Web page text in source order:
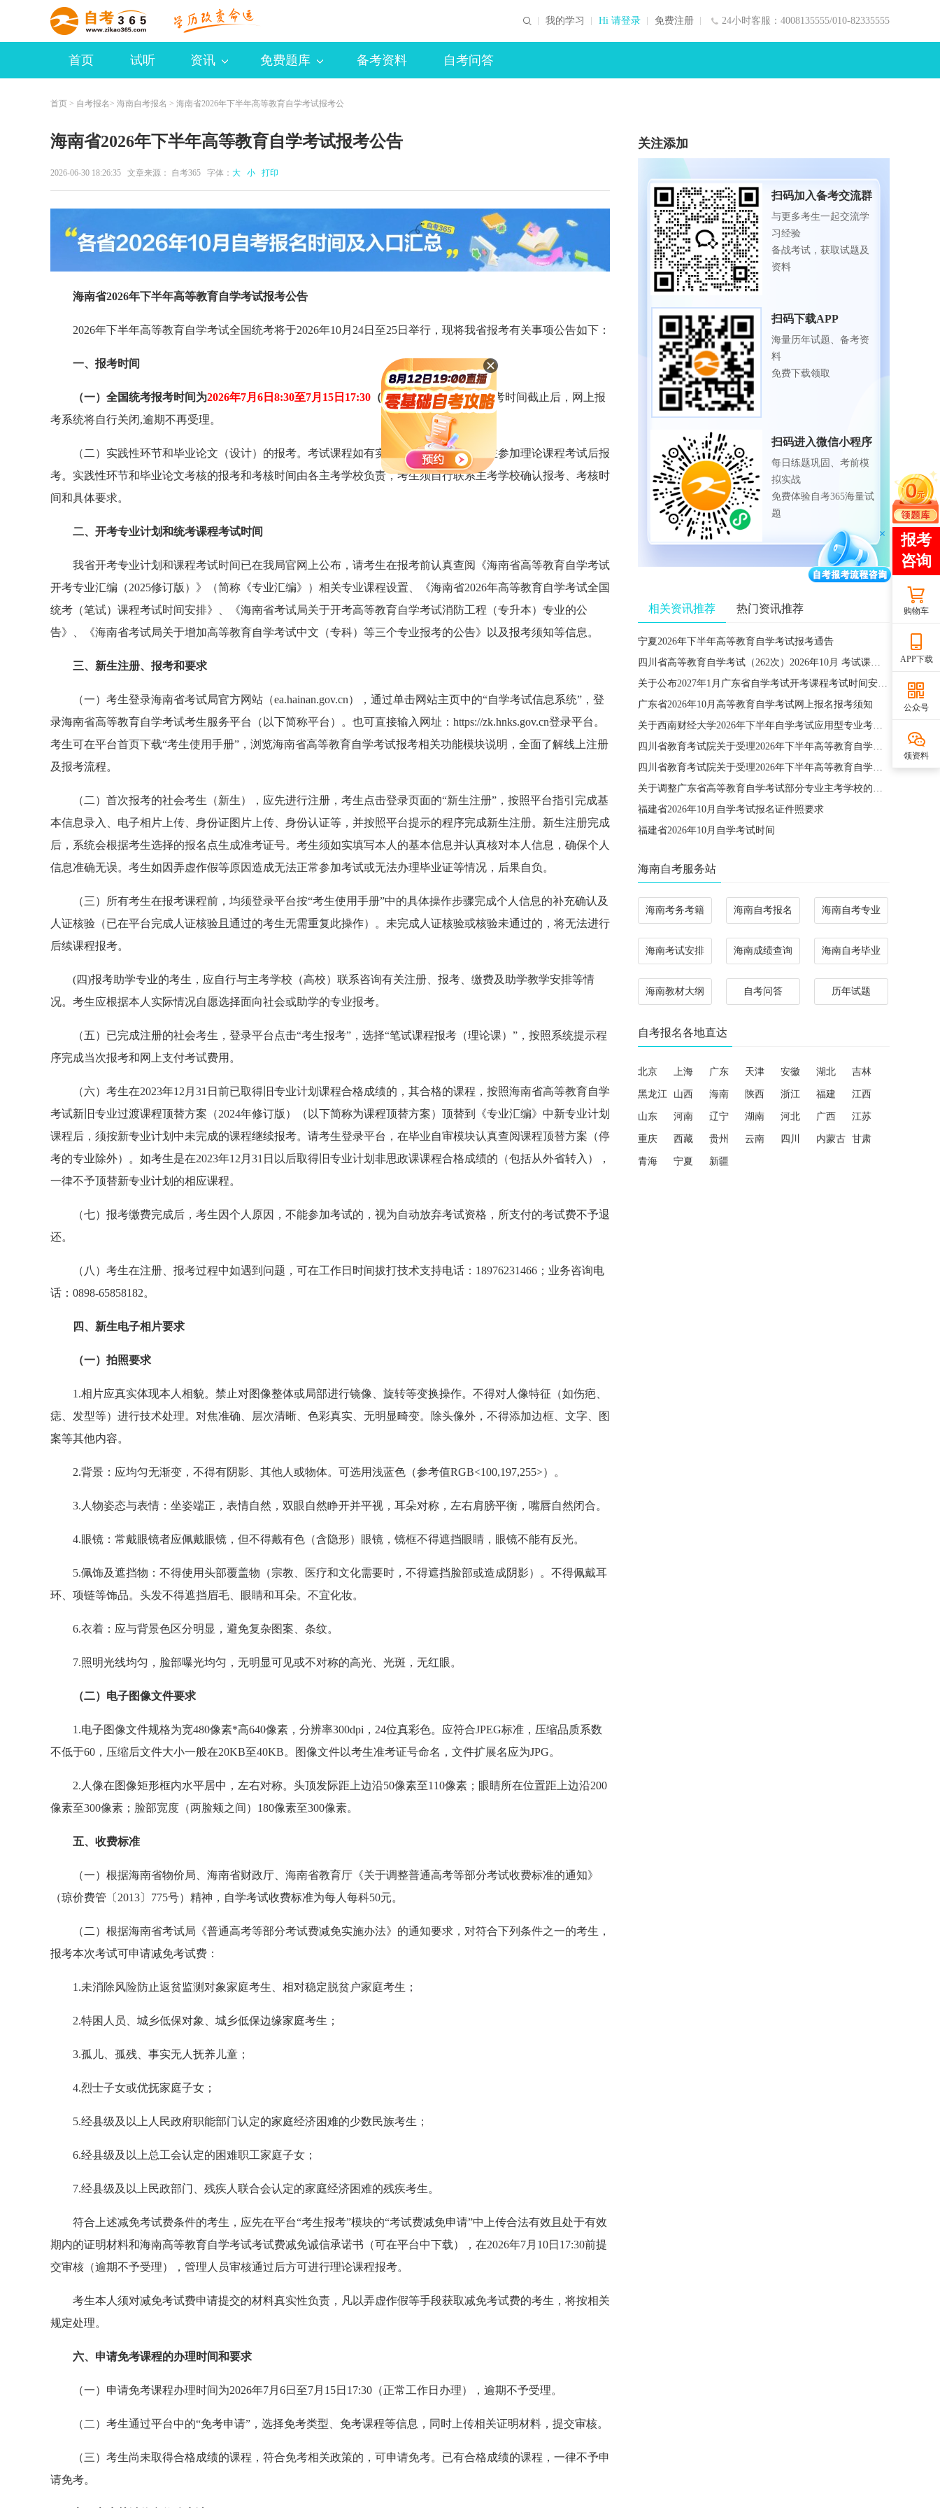
24小时客服：4008135555/010-82335555
我的学习 Hi 请登录 免费注册
首页 试听 资讯 免费题库 备考资料 自考问答
首页 > 自考报名 > 海南自考报名 > 海南省2026年下半年高等教育自学考试报考公
海南省2026年下半年高等教育自学考试报考公告
2026-06-30 18:26:35 文章来源： 自考365 字体： 大 小 打印
海南省2026年下半年高等教育自学考试报考公告
2026年下半年高等教育自学考试全国统考将于2026年10月24日 至25日举行，现将我省报考有关事项公告如下：
一、报考时间
（一）全国统考报考时间为2026年7月6日8:30至7月15日17:30 （双休日照常进行）。报考时间截止后，网上报
考系统将自行关闭,逾期不再受理。
（二） 实践性环节和毕业论文（设计）的报考。 考试课程如有实践性环节考核的，须在参加理论课程考试后报
考。实践性环节和毕业论文考核的报考和考核时间由各主考学校负责，考生须自行联系主考学校确认报考、考核时
间和具体要求。
二、开考专业计划和统考课程考试时间
我省开考专业计划和课程考试时间已在我局官网上公布，请考生在报考前认真查阅 《海南省高等教育自学考试
开考专业汇编（2025修订版） 》（简称《专业汇编》） 相关专业课程设置、 《海南省2026年高等教育自学考试全国
统考（笔试）课程考试时间安排》 《海南省考试局关于开考高等教育自学考试消防工程（专升本）专业的公
告》 《海南省考试局关于增加高等教育自学考试中文（专科）等三个专业报考的公告》 以 及报考须知等信息。
三、新生注册、报考和要求
（一） 考生登录海南省考试局官方网站（ea.hainan.gov.cn），通过单击网站主页中的“自学考试信息系统”，登
录海南省高等教育自学考试考生服务平台（以下简称平台）。也可直接输入网址：https://zk.hnks.gov.cn登录平台。
考生可在平台首页下载“考生使用手册”，浏览海南省高等教育自学考试报考相关功能模块说明，全面了解线上注册
及报考流程。
（二）首次报考的社会考生（新生），应先进行注册，考生点击登录页面的“新生注册”，按照平台指引完成基
本信息录入、电子相片上传、身份证图片上传、身份认证等，并按照平台提示的程序完成新生注册。 新生注册完成
后，系统会根据考生选择的报名点生成准考证号。 考生须如实填写本人的基本信息并认真核对本人信息，确保个人
信息准确无误。 考生如因弄虚作假等原因造成无法正常参加考试或无法办理毕业证等情况，后果自负。
（三）所有考生在报考课程前，均须登录平台按“考生使用手册”中的具体操作步骤完成个人信息的补充确认及
人证核验（已在平台完成人证核验且通过的考生无需重复此操作）。未完成人证核验或核验未通过的，将无法进行
后续课程报考。
(四)报考助学专业的考生，应自行与主考学校（高校）联系咨询有关注册 报考 、缴费及助学教学安排等情
况。考生应根据本人实际情况自愿选择面向社会或助学的专业报考。
（五）已完成注册的社会考生，登录平台点击“考生报考”，选择“笔试课程报考（理论课）”，按照系统提示程
序完成当次报考和网上支付考试费用。
（六）考生在2023年12月31日前已取得旧专业计划课程合格成绩的， 其合格的课程， 按照海南省高等教育自学
考试新旧专业过渡课程顶替方案（2024年修订版）（以下简称为课程顶替方案）顶替到《专业汇编》中新专业计划
课程后，须按新专业计划中未完成的课程继续报考。请考生登录平台，在毕业自审模块认真查阅课程顶替方案（停
考的专业除外）。如考生是在2023年12月31日以后取得旧专业计划非思政课课程合格成绩的（包括从外省转入），
一律不予顶替新专业计划的相应课程。
（七）报考缴费完成后，考生因个人原因，不能参加考试的，视为自动放弃考试资格，所支付的考试费不予退
还。
（ 八 ）考生在注册、报考过程中如遇到问题，可在工作日时间拔打技术支持电话：18976231466；业务咨询电
话：0898-65858182。
四、新生电子相片要求
（一）拍照要求
1.相片应真实体现本人相貌。禁止对图像整体或局部进行镜像、旋转等变换操作。不得对人像特征（如伤疤、
痣、发型等）进行技术处理。对焦准确、层次清晰、色彩真实、无明显畸变。除头像外，不得添加边框、文字、图
案等其他内容。
2.背景：应均匀无渐变，不得有阴影、其他人或物体。可选用浅蓝色（参考值RGB<100,197,255>）。
3.人物姿态与表情：坐姿端正，表情自然，双眼自然睁开并平视，耳朵对称，左右肩膀平衡，嘴唇自然闭合。
4.眼镜：常戴眼镜者应佩戴眼镜，但不得戴有色（含隐形）眼镜，镜框不得遮挡眼睛，眼镜不能有反光。
5.佩饰及遮挡物：不得使用头部覆盖物（宗教、医疗和文化需要时，不得遮挡脸部或造成阴影）。不得佩戴耳
环、项链等饰品。头发不得遮挡眉毛、眼睛和耳朵。不宜化妆。
6.衣着：应与背景色区分明显，避免复杂图案、条纹。
7.照明光线均匀，脸部曝光均匀，无明显可见或不对称的高光、光斑，无红眼。
（二）电子图像文件要求
1.电子图像文件规格为宽480像素*高640像素，分辨率300dpi，24位真彩色。应符合JPEG标准，压缩品质系数
不低于60，压缩后文件大小一般在20KB至40KB。图像文件以考生准考证号命名，文件扩展名应为JPG。
2.人像在图像矩形框内水平居中，左右对称。头顶发际距上边沿50像素至110像素；眼睛所在位置距上边沿200
像素至300像素；脸部宽度（两脸颊之间）180像素至300像素。
五、收费标准
（一）根据海南省物价局、海南省财政厅、海南省教育厅《关于调整普通高考等部分考试收费标准的通知》
（琼价费管〔2013〕775号）精神，自学考试收费标准为每人每科50元。
（二）根据海南省考试局《普通高考等部分考试费减免实施办法》的通知要求，对符合下列条件之一的考生，
报考本次考试可申请减免考试费：
1.未消除风险防止返贫监测对象家庭考生、相对稳定脱贫户家庭考生；
2.特困人员、城乡低保对象、城乡低保边缘家庭考生；
3.孤儿、孤残、事实无人抚养儿童；
4.烈士子女或优抚家庭子女；
5.经县级及以上人民政府职能部门认定的家庭经济困难的少数民族考生；
6.经县级及以上总工会认定的困难职工家庭子女；
7.经县级及以上民政部门、残疾人联合会认定的家庭经济困难的残疾考生。
符合上述减免考试费条件的考生，应先在平台“考生报考”模块的“考试费减免申请”中上传合法有效且处于有效
期内的证明材料和海南高等教育自学考试考试费减免诚信承诺书 （可在平台中下载），在2026年7月 10日17:30前提
交审核（逾期不予受理），管理人员审核通过后方可进行理论课程报考。
考生本人须对减免考试费申请提交的材料真实性负责，凡以弄虚作假等手段获取减免考试费的考生，将按相关
规定处理。
六、申请免考课程的办理时间和要求
（一）申请免考课程办理时间为2026年7月6日至7月15日 17:30 （正常工作日办理），逾期不予受理。
（二）考生通过平台中的“免考申请”，选择免考类型、免考课程等信息，同时上传相关证明材料，提交审核。
（三）考生尚未取得合格成绩的课程，符合免考相关政策的，可申请免考。已有合格成绩的课程，一律不予申
请免考。
关注添加
扫码加入备考交流群
与更多考生一起交流学
习经验
备战考试，获取试题及
资料
扫码下载APP
海量历年试题、备考资
料
免费下载领取
扫码进入微信小程序
每日练题巩固、考前模
拟实战
免费体验自考365海量试
题
相关资讯推荐 热门资讯推荐
宁夏2026年下半年高等教育自学考试报考通告
四川省高等教育自学考试（262次）2026年10月 考试课程简表
关于公布2027年1月广东省自学考试开考课程考试时间安排和使用教材的通知
广东省2026年10月高等教育自学考试网上报名报考须知
关于西南财经大学2026年下半年自学考试应用型专业考籍更改办理的通知
四川省教育考试院关于受理2026年下半年高等教育自学考试省际转考申请的通告
四川省教育考试院关于受理2026年下半年高等教育自学考试考籍更改申请的通告
关于调整广东省高等教育自学考试部分专业主考学校的通知
福建省2026年10月自学考试报名证件照要求
福建省2026年10月自学考试时间
海南自考服务站
海南考务考籍 海南自考报名 海南自考专业
海南考试安排 海南成绩查询 海南自考毕业
海南教材大纲 自考问答 历年试题
自考报名各地直达
北京 上海 广东 天津 安徽 湖北 吉林
黑龙江 山西 海南 陕西 浙江 福建 江西
山东 河南 辽宁 湖南 河北 广西 江苏
重庆 西藏 贵州 云南 四川 内蒙古 甘肃
青海 宁夏 新疆
购物车
APP下载
公众号
领资料